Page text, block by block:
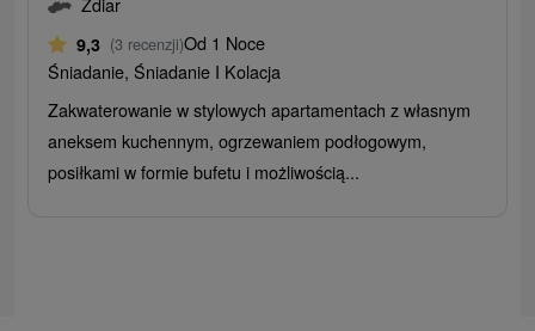
9,3 (3 recenzji)Od 1 Noce
Śniadanie, Śniadanie I Kolacja
Zakwaterowanie w stylowych apartamentach z własnym
aneksem kuchennym, ogrzewaniem podłogowym,
posiłkami w formie bufetu i możliwością...